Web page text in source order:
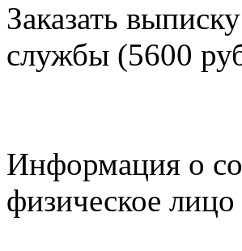
Заказать
службы (5600
Информация о
физическое